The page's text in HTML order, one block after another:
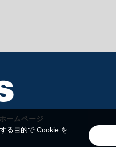
ームページ
る目的で Cookie を